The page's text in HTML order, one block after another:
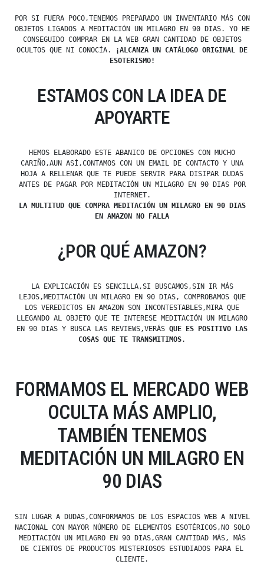
POR SI FUERA POCO,TENEMOS PREPARADO UN INVENTARIO MÁS CON
OBJETOS LIGADOS A MEDITACIÓN UN MILAGRO EN 90 DIAS. YO HE
CONSEGUIDO COMPRAR EN LA WEB GRAN CANTIDAD DE OBJETOS
OCULTOS QUE NI CONOCÍA.
¡ALCANZA UN CATÁLOGO ORIGINAL DE
ESOTERISMO!
ESTAMOS CON LA IDEA DE
APOYARTE
HEMOS ELABORADO ESTE ABANICO DE OPCIONES CON MUCHO
CARIÑO,AUN ASÍ,CONTAMOS CON UN EMAIL DE CONTACTO Y UNA
HOJA A RELLENAR QUE TE PUEDE SERVIR PARA DISIPAR DUDAS
ANTES DE PAGAR POR MEDITACIÓN UN MILAGRO EN 90 DIAS POR
INTERNET.
LA MULTITUD QUE COMPRA MEDITACIÓN UN MILAGRO EN 90 DIAS
EN AMAZON NO FALLA
¿POR QUÉ AMAZON?
LA EXPLICACIÓN ES SENCILLA,SI BUSCAMOS,SIN IR MÁS
LEJOS,MEDITACIÓN UN MILAGRO EN 90 DIAS, COMPROBAMOS QUE
LOS VEREDICTOS EN AMAZON SON INCONTESTABLES,MIRA QUE
LLEGANDO AL OBJETO QUE TE INTERESE MEDITACIÓN UN MILAGRO
EN 90 DIAS Y BUSCA LAS REVIEWS,VERÁS QUE ES POSITIVO LAS
COSAS QUE TE TRANSMITIMOS.
FORMAMOS EL MERCADO WEB
OCULTA MÁS AMPLIO,
TAMBIÉN TENEMOS
MEDITACIÓN UN MILAGRO EN
90 DIAS
SIN LUGAR A DUDAS,CONFORMAMOS DE LOS ESPACIOS WEB A NIVEL
NACIONAL CON MAYOR NÚMERO DE ELEMENTOS ESOTÉRICOS,NO SOLO
MEDITACIÓN UN MILAGRO EN 90 DIAS,GRAN CANTIDAD MÁS, MÁS
DE CIENTOS DE PRODUCTOS MISTERIOSOS ESTUDIADOS PARA EL
CLIENTE.